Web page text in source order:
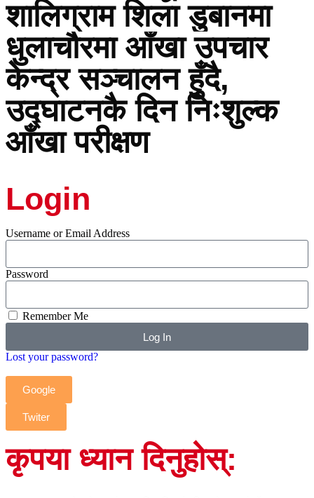
शालिग्राम शिला डुबानमा
धुलाचौरमा आँखा उपचार
केन्द्र सञ्चालन हुँदै,
उद्घाटनकै दिन निःशुल्क
आँखा परीक्षण
Login
Username or Email Address
Password
Remember Me
Log In
Lost your password?
Google
Twiter
कृपया ध्यान दिनुहोस्: